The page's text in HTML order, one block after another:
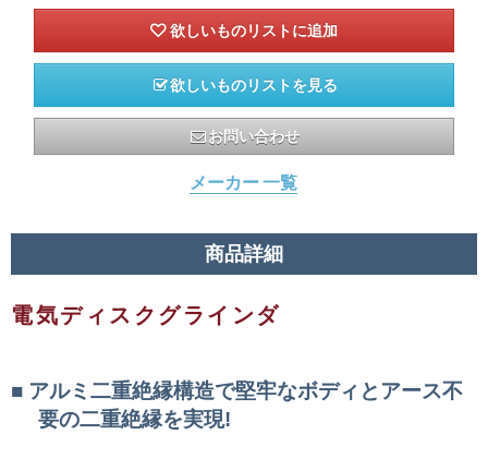
欲しいものリストを見る
お問い合わせ
メーカー 一覧
商品詳細
電気ディスクグラインダ
アルミ二重絶縁構造で堅牢なボディとアース不
要の二重絶縁を実現!